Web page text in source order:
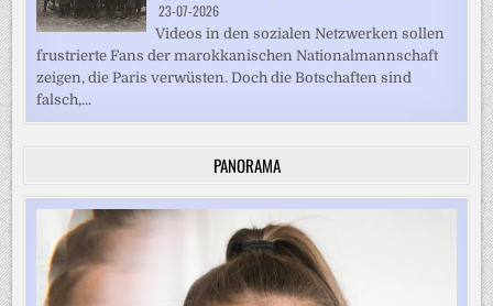
23-07-2026
Videos in den sozialen Netzwerken sollen
frustrierte Fans der marokkanischen Nationalmannschaft
zeigen, die Paris verwüsten. Doch die Botschaften sind
falsch,...
PANORAMA